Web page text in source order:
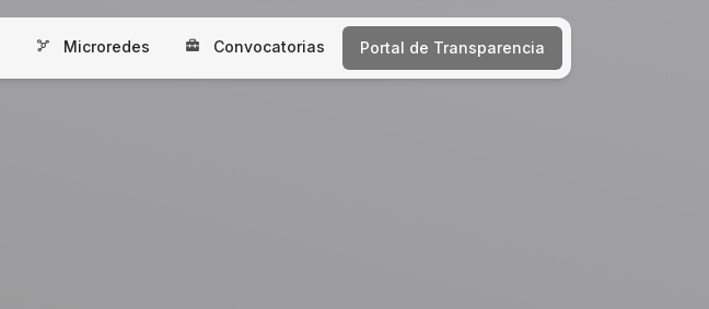
Microredes Convocatorias Portal de Transparencia